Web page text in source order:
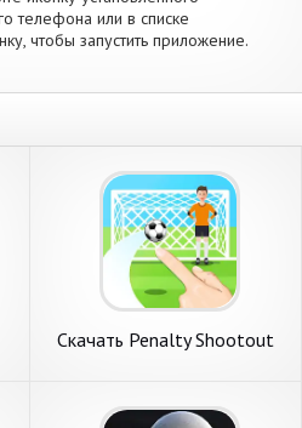
телефона или в списке
чтобы запустить приложение.
Скачать Penalty Shootout
на Андроид